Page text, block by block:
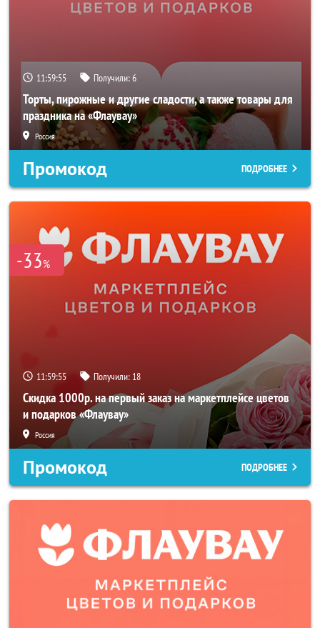
11:59:53 Получили:6
Торты, пирожные и другие сладости, а также товары для
праздника на «Флаувау»
Россия
Промокод ПОДРОБНЕЕ
-33%
11:59:53 Получили: 18
Скидка 1000р. на первый заказ на маркетплейсе цветов
и подарков «Флаувау»
Россия
Промокод ПОДРОБНЕЕ